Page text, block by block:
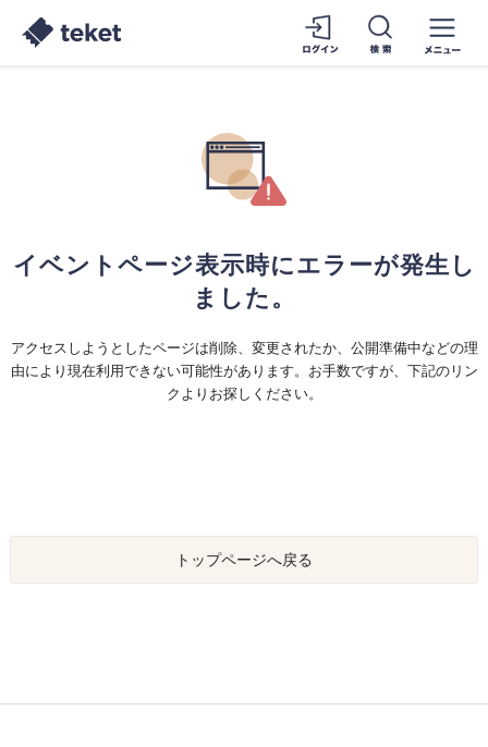
イベントページ表示時にエラーが発生し
ました。
アクセスしようとしたページは削除、変更されたか、公開準備中などの理
由により現在利用できない可能性があります。お手数ですが、下記のリン
クよりお探しください。
トップページへ戻る